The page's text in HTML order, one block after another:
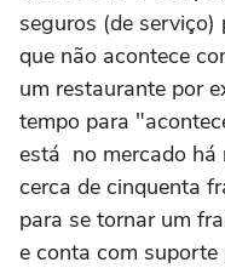
seguros (de
que não acontece
um restaurante por
tempo para
está no mercado há
cerca de cinquenta
para se tornar um
e conta com suporte